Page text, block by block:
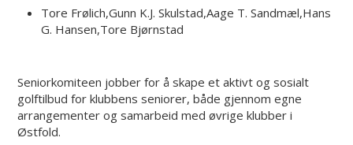
Tore Frølich,Gunn K.J. Skulstad,Aage T. Sandmæl,Hans
G. Hansen,Tore Bjørnstad
Seniorkomiteen jobber for å skape et aktivt og sosialt
golftilbud for klubbens seniorer, både gjennom egne
arrangementer og samarbeid med øvrige klubber i
Østfold.